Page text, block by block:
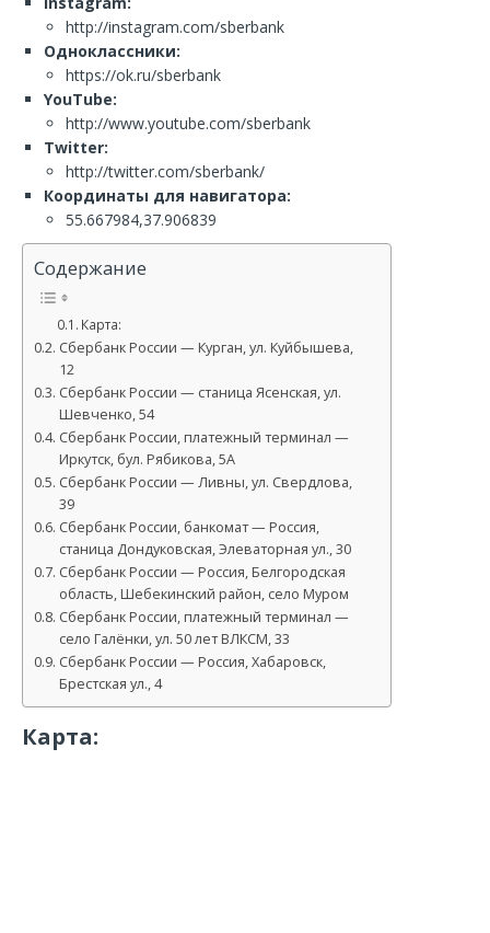
http://instagram.com/sberbank
Одноклассники:
https://ok.ru/sberbank
YouTube:
http://www.youtube.com/sberbank
Twitter:
http://twitter.com/sberbank/
Координаты для навигатора:
55.667984,37.906839
Содержание
Карта:
Сбербанк России — Курган, ул. Куйбышева,
12
Сбербанк России — станица Ясенская, ул.
Шевченко, 54
Сбербанк России, платежный терминал —
Иркутск, бул. Рябикова, 5А
Сбербанк России — Ливны, ул. Свердлова,
39
Сбербанк России, банкомат — Россия,
станица Дондуковская, Элеваторная ул., 30
Сбербанк России — Россия, Белгородская
область, Шебекинский район, село Муром
Сбербанк России, платежный терминал —
село Галёнки, ул. 50 лет ВЛКСМ, 33
Сбербанк России — Россия, Хабаровск,
Брестская ул., 4
Карта: